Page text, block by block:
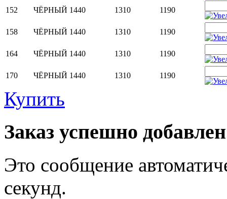
152 ЧЁРНЫЙ 1440 1310 1190
158 ЧЁРНЫЙ 1440 1310 1190
164 ЧЁРНЫЙ 1440 1310 1190
170 ЧЁРНЫЙ 1440 1310 1190
Купить
Заказ успешно
Это сообщение
секунд.